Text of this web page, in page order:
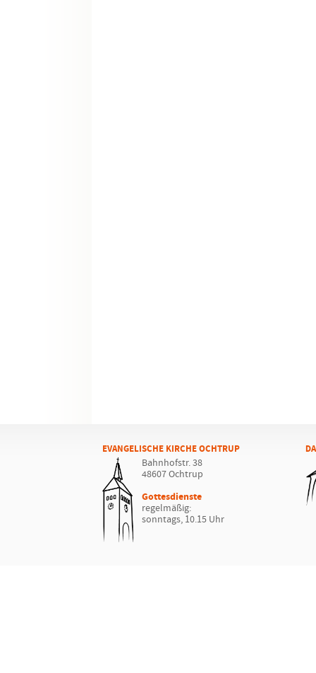
EVANGELISCHE KIRCHE OCHTRUP
Bahnhofstr. 38
48607 Ochtrup
Gottesdienste
regelmäßig:
sonntags, 10.15 Uhr